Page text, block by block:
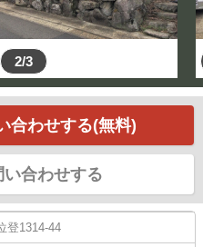
2/3
合わせする(無料)
い合わせする
登1314-44